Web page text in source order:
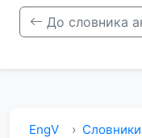
До словника
EngV
Словники